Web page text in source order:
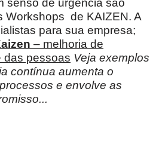
senso de urgência são
Workshops de KAIZEN. A
para sua empresa;
– melhoria de
das pessoas Veja exemplos
contínua aumenta o
e envolve as